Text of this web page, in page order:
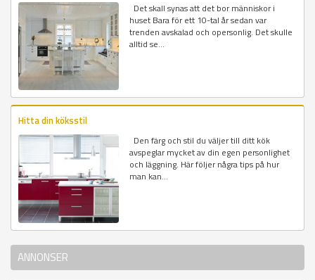
Det skall synas att det bor människor i
huset Bara för ett 10-tal år sedan var
trenden avskalad och opersonlig. Det skulle
alltid se...
Hitta din köksstil
Den färg och stil du väljer till ditt kök
avspeglar mycket av din egen personlighet
och läggning. Här följer några tips på hur
man kan...
ANNONSER